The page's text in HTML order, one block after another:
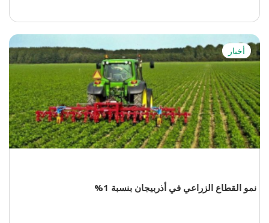
أخبار
نمو القطاع الزراعي في أذربيجان بنسبة 1%